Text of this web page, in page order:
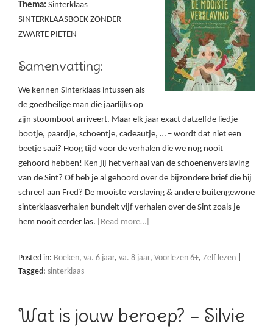
Thema: Sinterklaas
SINTERKLAASBOEK ZONDER
ZWARTE PIETEN
Samenvatting:
We kennen Sinterklaas intussen als
de goedheilige man die jaarlijks op
zijn stoomboot arriveert. Maar elk jaar exact datzelfde liedje –
bootje, paardje, schoentje, cadeautje, … – wordt dat niet een
beetje saai? Hoog tijd voor de verhalen die we nog nooit
gehoord hebben! Ken jij het verhaal van de schoenenverslaving
van de Sint? Of heb je al gehoord over de bijzondere brief die hij
schreef aan Fred? De mooiste verslaving & andere buitengewone
sinterklaasverhalen bundelt vijf verhalen over de Sint zoals je
hem nooit eerder las.
[Read more…]
Posted in: Boeken, va. 6 jaar, va. 8 jaar, Voorlezen 6+, Zelf lezen
Tagged: sinterklaas
Wat is jouw beroep? – Silvie